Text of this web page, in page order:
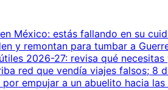
México: estás fallando en su
y remontan para tumbar a
2026-27: revisa qué
red que vendía viajes falsos; 8
empujar a un abuelito hacia